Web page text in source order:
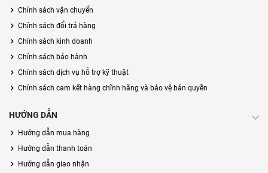
Chính sách vận chuyển
Chính sách đổi trả hàng
Chính sách kinh doanh
Chính sách bảo hành
Chính sách dịch vụ hỗ trợ kỹ thuật
Chính sách cam kết hàng chĩnh hãng và bảo vệ bản quyền
HƯỚNG DẪN
Hướng dẫn mua hàng
Hướng dẫn thanh toán
Hướng dẫn giao nhận